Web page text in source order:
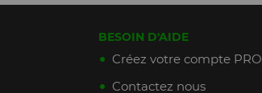
BESOIN D'AIDE
Créez votre compte PRO
Contactez nous